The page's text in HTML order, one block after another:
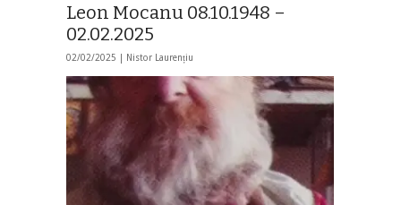
Leon Mocanu 08.10.1948 –
02.02.2025
02/02/2025 | Nistor Laurențiu